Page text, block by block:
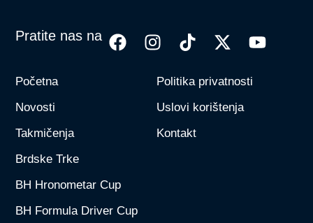
Pratite nas na
Početna
Novosti
Takmičenja
Brdske Trke
BH Hronometar Cup
BH Formula Driver Cup
Politika privatnosti
Uslovi korištenja
Kontakt